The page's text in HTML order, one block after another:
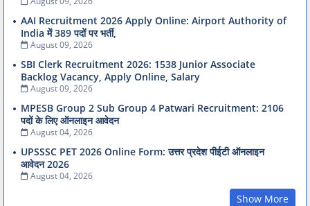
AAI Recruitment 2026 Apply Online: Airport Authority of
India में 389 पदों पर भर्ती,
August 09, 2026
SBI Clerk Recruitment 2026: 1538 Junior Associate
Backlog Vacancy, Apply Online, Salary
August 09, 2026
MPESB Group 2 Sub Group 4 Patwari Recruitment: 2106
पदों के लिए ऑनलाइन आवेदन
August 04, 2026
UPSSSC PET 2026 Online Form: उत्तर प्रदेश पीईटी ऑनलाइन
आवेदन 2026
August 04, 2026
Show More